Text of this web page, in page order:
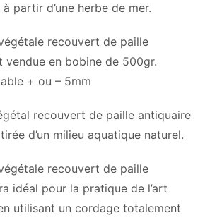
partir d’une herbe de mer.
recouvert de paille
vendue en bobine de 500gr.
+ ou – 5mm
recouvert de paille antiquaire
d’un milieu aquatique naturel.
recouvert de paille
idéal pour la pratique de l’art
utilisant un cordage totalement